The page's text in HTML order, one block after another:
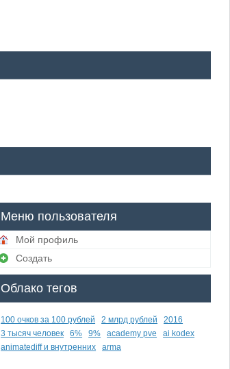
Меню пользователя
Мой профиль
Создать
Облако тегов
100 очков за 100 рублей 2 млрд рублей
2016
3 тысяч человек
6% 9% academy pve
ai kodex
animatediff и внутренних
arma